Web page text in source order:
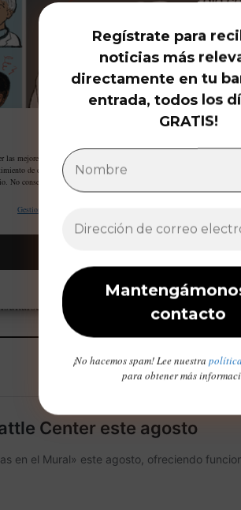
Gestiona tu privacidad
las mejores experiencias, utilizamos tecnologías como las cookies para
de estas tecnologías nos permitirá procesar datos como el
No consentir o retirar el consentimiento, puede afectar negativamente a
Gestionar proveedores
Opt-out preferences Declaración de privacidad
en: Space Needle
Regístrate para
noticias más
directamente en tu
entrada, todos los
GRATIS!
¡No hacemos spam! Lee nuestra
para obtener más